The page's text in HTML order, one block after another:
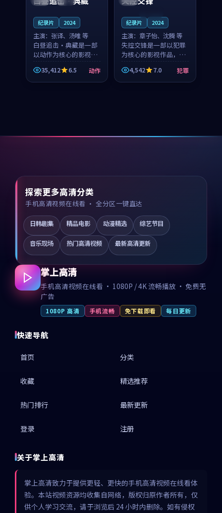
纪录片 2024
主演： 张译、汤唯 等
白昼追击·典藏是一部
以动作为核心的影视作
品，围绕危机、反转与
人物成长展开，整体节
奏紧凑，值得推荐观
35,412 6.5 动作
纪录片 2024
主演： 章子怡、沈腾 等
失控交锋是一部以犯罪
为核心的影视作品，围
绕危机、反转与人物成
长展开，整体节奏紧
凑，值得推荐观看。
4,542 7.0 犯罪
探索更多高清分类
手机高清视频在线看 · 全分区一键直达
日韩剧集 精品电影 动漫精选 综艺节目
音乐现场 热门高清视频 最新高清更新
掌上高清
手机高清视频在线看 · 1080P / 4K 流畅播放 · 免费无
广告
1080P 高清 手机流畅 免下载即看 每日更新
快速导航
首页 分类
收藏 精选推荐
热门排行 最新更新
登录 注册
关于掌上高清
掌上高清致力于提供更轻、更快的手机高清视频在线看体
验。本站视频资源均收集自网络，版权归原作者所有，仅
供个人学习交流，请于浏览后 24 小时内删除。如有侵权